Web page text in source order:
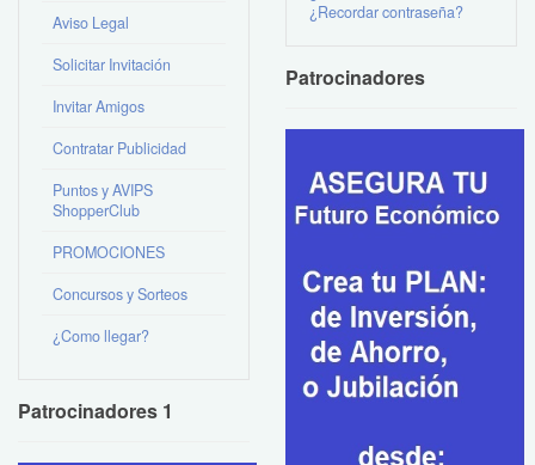
Aviso Legal
Solicitar Invitación
Invitar Amigos
Contratar Publicidad
Puntos y AVIPS
ShopperClub
PROMOCIONES
Concursos y Sorteos
¿Como llegar?
Patrocinadores 1
¿Recordar contraseña?
Patrocinadores